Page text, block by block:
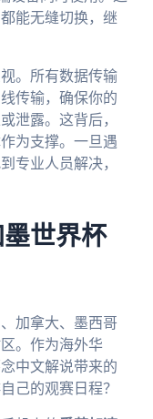
能无缝切换，继
。所有数据传输
传输，确保你的
泄露。这背后，
为支撑。一旦遇
专业人员解决，
世界杯
加拿大、墨西哥
。作为海外华
中文解说带来的
己的观赛日程？